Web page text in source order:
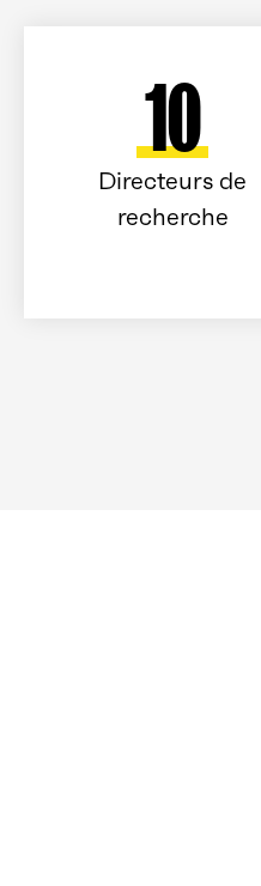
10
Directeurs de
recherche